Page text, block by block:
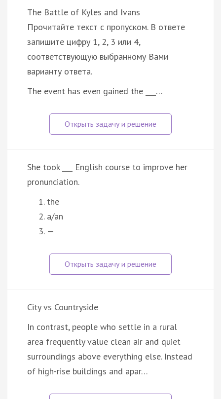
The Battle of Kyles and Ivans
Прочитайте текст с пропуском. В ответе
запишите цифру 1, 2, 3 или 4,
соответствующую выбранному Вами
варианту ответа.
The event has even gained the ___…
She took ___ English course to improve her
pronunciation.
the
a/an
—
City vs Countryside
In contrast, people who settle in a rural
area frequently value clean air and quiet
surroundings above everything else. Instead
of high-rise buildings and apar…